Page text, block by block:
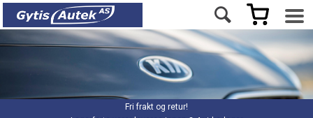
Fri frakt og retur!